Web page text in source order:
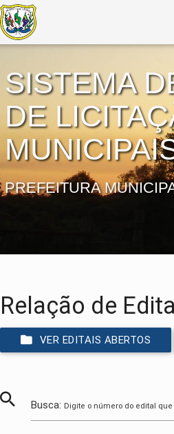
SISTEMA
DE
PREFEITURA
Relação de
VER EDITAIS ABERTOS
Busca: Digite o número do edital